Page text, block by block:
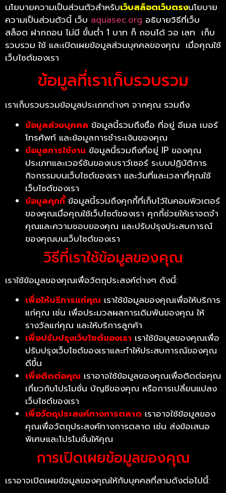
นโยบายความเป็นส่วนตัวสำหรับเว็บสล็อตเว็บตรงนโยบาย
ความเป็นส่วนตัวนี้ เว็บ aquasec.org อธิบายวิธีที่เว็บ
สล็อต ฝากถอน ไม่มี ขั้นต่ำ 1 บาท ก็ ถอนได้ วอ เลท เก็บ
รวบรวม ใช้ และเปิดเผยข้อมูลส่วนบุคคลของคุณ เมื่อคุณใช้
เว็บไซต์ของเรา
ข้อมูลที่เราเก็บรวบรวม
เราเก็บรวบรวมข้อมูลประเภทต่างๆ จากคุณ รวมถึง
ข้อมูลส่วนบุคคล ข้อมูลนี้รวมถึงชื่อ ที่อยู่ อีเมล เบอร์
โทรศัพท์ และข้อมูลการชำระเงินของคุณ
ข้อมูลการใช้งาน ข้อมูลนี้รวมถึงที่อยู่ IP ของคุณ
ประเภทและเวอร์ชันของเบราว์เซอร์ ระบบปฏิบัติการ
กิจกรรมบนเว็บไซต์ของเรา และวันที่และเวลาที่คุณใช้
เว็บไซต์ของเรา
ข้อมูลคุกกี้ ข้อมูลนี้รวมถึงคุกกี้ที่เก็บไว้ในคอมพิวเตอร์
ของคุณเมื่อคุณใช้เว็บไซต์ของเรา คุกกี้ช่วยให้เราจดจำ
คุณและความชอบของคุณ และปรับปรุงประสบการณ์
ของคุณบนเว็บไซต์ของเรา
วิธีที่เราใช้ข้อมูลของคุณ
เราใช้ข้อมูลของคุณเพื่อวัตถุประสงค์ต่างๆ ดังนี้:
เพื่อให้บริการแก่คุณ เราใช้ข้อมูลของคุณเพื่อให้บริการ
แก่คุณ เช่น เพื่อประมวลผลการเดิมพันของคุณ ให้
รางวัลแก่คุณ และให้บริการลูกค้า
เพื่อปรับปรุงเว็บไซต์ของเรา เราใช้ข้อมูลของคุณเพื่อ
ปรับปรุงเว็บไซต์ของเราและทำให้ประสบการณ์ของคุณ
ดีขึ้น
เพื่อติดต่อคุณ เราอาจใช้ข้อมูลของคุณเพื่อติดต่อคุณ
เกี่ยวกับโปรโมชั่น บัญชีของคุณ หรือการเปลี่ยนแปลง
เว็บไซต์ของเรา
เพื่อวัตถุประสงค์ทางการตลาด เราอาจใช้ข้อมูลของ
คุณเพื่อวัตถุประสงค์ทางการตลาด เช่น ส่งข้อเสนอ
พิเศษและโปรโมชั่นให้คุณ
การเปิดเผยข้อมูลของคุณ
เราอาจเปิดเผยข้อมูลของคุณให้กับบุคคลที่สามดังต่อไปนี้: